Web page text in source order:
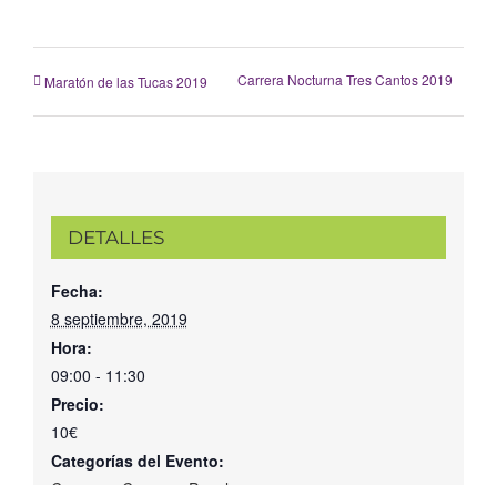
Maratón de las Tucas 2019 Carrera Nocturna Tres Cantos 2019
DETALLES
Fecha:
8 septiembre, 2019
Hora:
09:00 - 11:30
Precio:
10€
Categorías del Evento: